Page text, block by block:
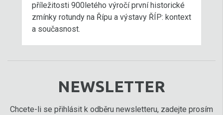
příležitosti 900letého výročí první historické
zmínky rotundy na Řípu a výstavy ŘÍP: kontext
a současnost.
NEWSLETTER
Chcete-li se přihlásit k odběru newsletteru, zadejte prosím